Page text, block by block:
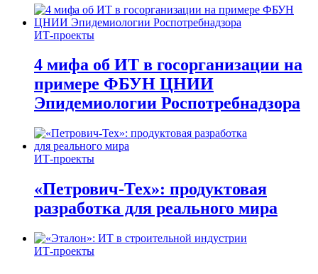
ИТ-проекты
4 мифа об ИТ в госорганизации на
примере ФБУН ЦНИИ
Эпидемиологии Роспотребнадзора
ИТ-проекты
«Петрович-Тех»: продуктовая
разработка для реального мира
ИТ-проекты